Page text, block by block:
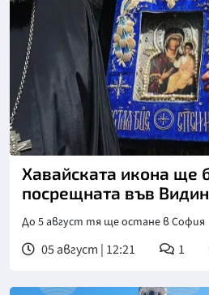
Снимка: БГНЕС
Хавайската икона ще
посрещната във
До 5 август тя ще остане в София
05 август | 12:21 1